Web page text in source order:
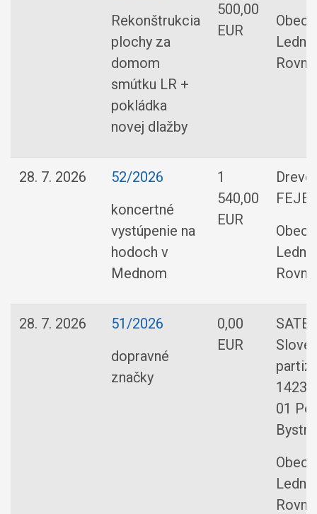
Rekonštrukcia
plochy za
domom
smútku LR +
pokládka
novej dlažby
500,00
EUR
Obec
Rovne
28. 7. 2026
52/2026
koncertné
vystúpenie na
hodoch v
Mednom
1
540,00
EUR
Obec
Rovne
28. 7. 2026
51/2026
dopravné
značky
0,00
EUR
1423/
01
Obec
Rovne